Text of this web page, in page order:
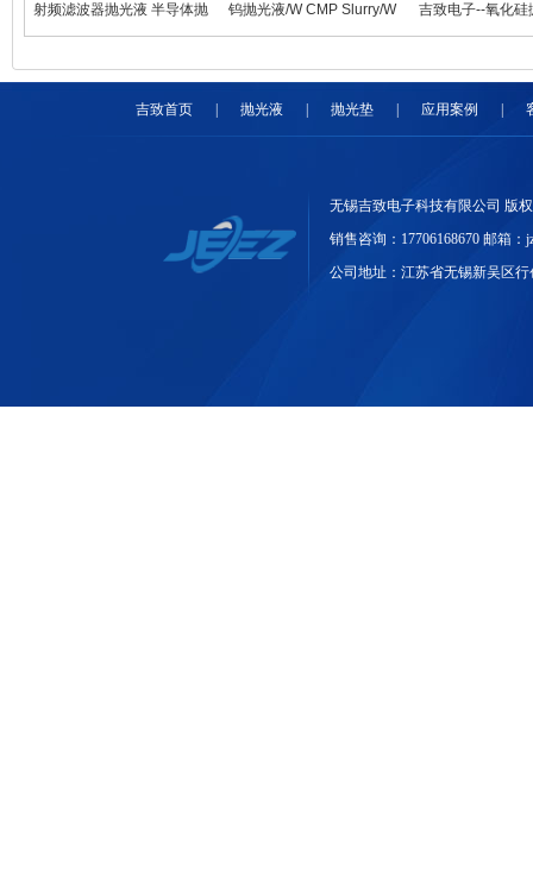
射频滤波器抛光液 半导体抛
钨抛光液/W CMP Slurry/W
吉致电子--氧化硅
吉致首页 抛光液 抛光垫 应用案例
无锡吉致电子科技有限公司 版
销售咨询：17706168670 邮箱：
公司地址：江苏省无锡新吴区